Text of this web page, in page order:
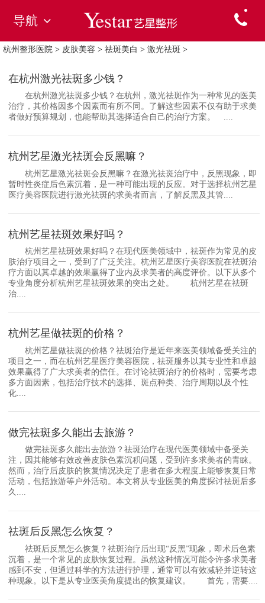
导航
杭州整形医院 > 皮肤美容 > 祛斑美白 > 激光祛斑 >
在杭州激光祛斑多少钱？
在杭州激光祛斑多少钱？在杭州，激光祛斑作为一种常见的医美
治疗，其价格因多个因素而有所不同。了解这些因素不仅有助于求美
者做好预算规划，也能帮助其选择适合自己的治疗方案。 ....
杭州艺星激光祛斑会反黑嘛？
杭州艺星激光祛斑会反黑嘛？在激光祛斑治疗中，反黑现象，即
暂时性炎症后色素沉着，是一种可能出现的反应。对于选择杭州艺星
医疗美容医院进行激光祛斑的求美者而言，了解反黑及其管....
杭州艺星祛斑效果好吗？
杭州艺星祛斑效果好吗？在现代医美领域中，祛斑作为常见的皮
肤治疗项目之一，受到了广泛关注。杭州艺星医疗美容医院在祛斑治
疗方面以其卓越的效果赢得了业内及求美者的高度评价。以下从多个
专业角度分析杭州艺星祛斑效果的突出之处。 杭州艺星在祛斑
治....
杭州艺星做祛斑的价格？
杭州艺星做祛斑的价格？祛斑治疗是近年来医美领域备受关注的
项目之一，而在杭州艺星医疗美容医院，祛斑服务以其专业性和卓越
效果赢得了广大求美者的信任。在讨论祛斑治疗的价格时，需要考虑
多方面因素，包括治疗技术的选择、斑点种类、治疗周期以及个性
化....
做完祛斑多久能出去旅游？
做完祛斑多久能出去旅游？祛斑治疗在现代医美领域中备受关
注，因其能够有效改善皮肤色素沉积问题，受到许多求美者的青睐。
然而，治疗后皮肤的恢复情况决定了患者在多大程度上能够恢复日常
活动，包括旅游等户外活动。本文将从专业医美的角度探讨祛斑后多
久....
祛斑后反黑怎么恢复？
祛斑后反黑怎么恢复？祛斑治疗后出现“反黑”现象，即术后色素
沉着，是一个常见的皮肤恢复过程。虽然这种情况可能令许多求美者
感到不安，但通过科学的方法进行护理，通常可以有效减轻并逆转这
种现象。以下是从专业医美角度提出的恢复建议。 首先，需要....